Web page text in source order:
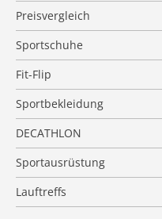
Preisvergleich
Sportschuhe
Fit-Flip
Sportbekleidung
DECATHLON
Sportausrüstung
Lauftreffs